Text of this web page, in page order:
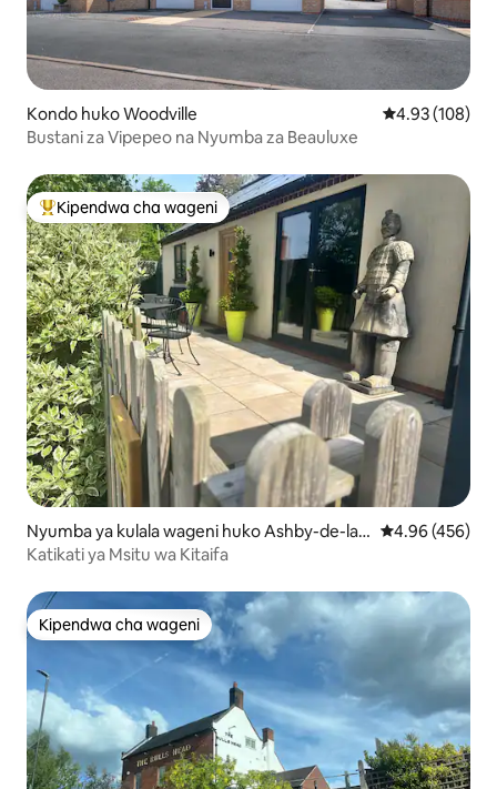
Kondo huko Woodville Ukadiriaji wa
4.93 (108)
Bustani za Vipepeo na Nyumba za Beauluxe
Kipendwa maarufu cha wageni
Kipendwa cha wageni
Nyumba ya kulala wageni huko Ashby-de-la-
Zouch
Ukadiriaji wa
4.96 (456)
Katikati ya Msitu wa Kitaifa
Kipendwa cha wageni
Kipendwa cha wageni